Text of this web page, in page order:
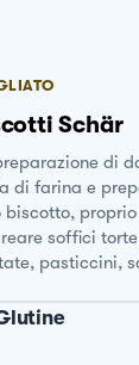
Schär
di
di farina e
proprio
soffici
pasticcini,